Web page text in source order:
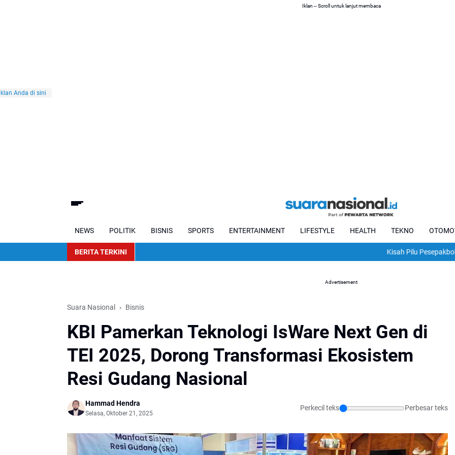
Iklan -- Scroll untuk lanjut membaca
NEWS POLITIK BISNIS SPORTS ENTERTAINMENT LIFESTYLE HEALTH TEKNO
BERITA TERKINI Kisah Pilu Pesepakbola
Advertisement
Suara Nasional Bisnis
KBI Pamerkan Teknologi IsWare Next Gen di
TEI 2025, Dorong Transformasi Ekosistem
Resi Gudang Nasional
Hammad Hendra
Selasa, Oktober 21, 2025
Perkecil teks Perbesar teks
Anda di sini